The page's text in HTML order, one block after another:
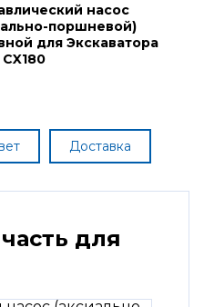
насос
поршневой)
для Экскаватора
CX180
Доставка
для